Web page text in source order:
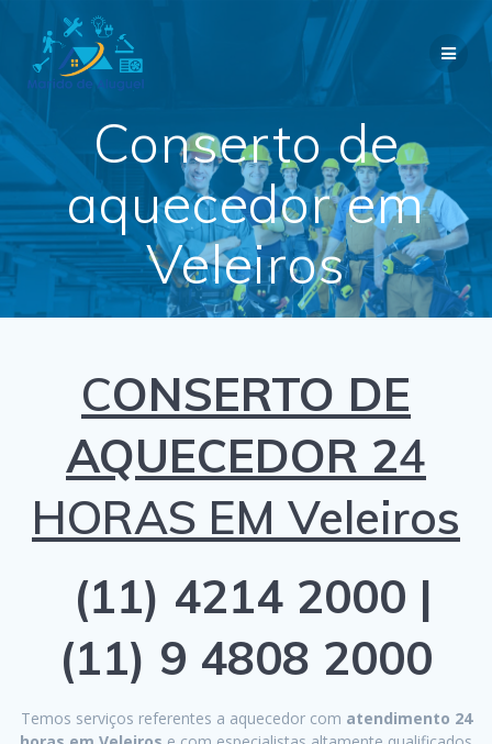
Conserto de
aquecedor em
Veleiros
CONSERTO DE
AQUECEDOR 24
HORAS EM Veleiros
(11) 4214 2000 |
(11) 9 4808 2000
Temos serviços referentes a aquecedor com atendimento 24